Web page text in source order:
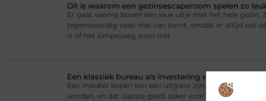
Dit is waarom een gezinsescaperoom spelen zo
Er gaat weinig boven een leuk uitje met het hele gezin.
tegenwoordig vaak niet van komt, omdat er altijd wel
is of het simpelweg even niet
Een klassiek bureau als investering voor het leven
Een meubel kopen kan een uitgave zijn, maar het kan
worden, en dat laatste geldt zeker voor klassieke